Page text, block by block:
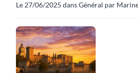
Le 27/06/2025 dans Général par